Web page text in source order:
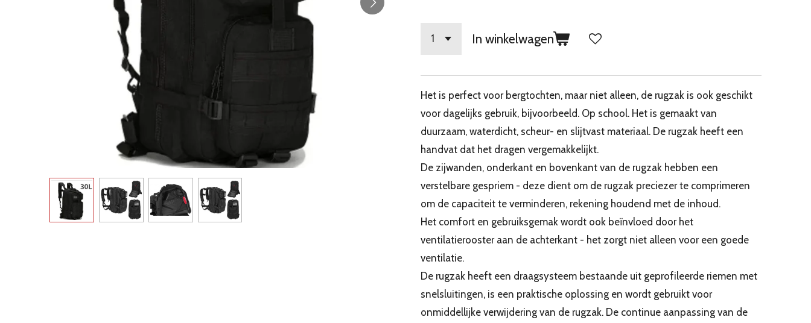
In winkelwagen
Het is perfect voor bergtochten, maar niet alleen, de rugzak is ook geschikt
voor dagelijks gebruik, bijvoorbeeld. Op school. Het is gemaakt van
duurzaam, waterdicht, scheur- en slijtvast materiaal. De rugzak heeft een
handvat dat het dragen vergemakkelijkt.
De zijwanden, onderkant en bovenkant van de rugzak hebben een
verstelbare gespriem - deze dient om de rugzak preciezer te comprimeren
om de capaciteit te verminderen, rekening houdend met de inhoud.
Het comfort en gebruiksgemak wordt ook beïnvloed door het
ventilatierooster aan de achterkant - het zorgt niet alleen voor een goede
ventilatie.
De rugzak heeft een draagsysteem bestaande uit geprofileerde riemen met
snelsluitingen, is een praktische oplossing en wordt gebruikt voor
onmiddellijke verwijdering van de rugzak. De continue aanpassing van de